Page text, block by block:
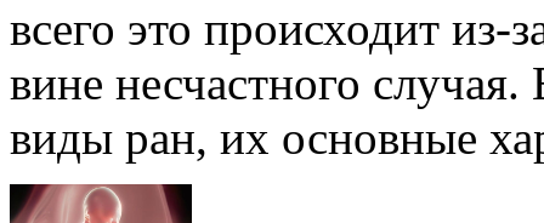
всего это происходит из-
вине несчастного
виды ран, их основные